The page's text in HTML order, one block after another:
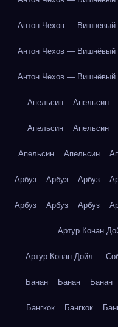
Антон Чехов — Вишнёвый
Антон Чехов — Вишнёвый
Антон Чехов — Вишнёвый
Апельсин Апельсин
Апельсин Апельсин
Апельсин Апельсин
Арбуз Арбуз Арбуз
Арбуз Арбуз Арбуз
Артур Конан
Артур Конан Дойл —
Банан Банан Банан
Бангкок Бангкок